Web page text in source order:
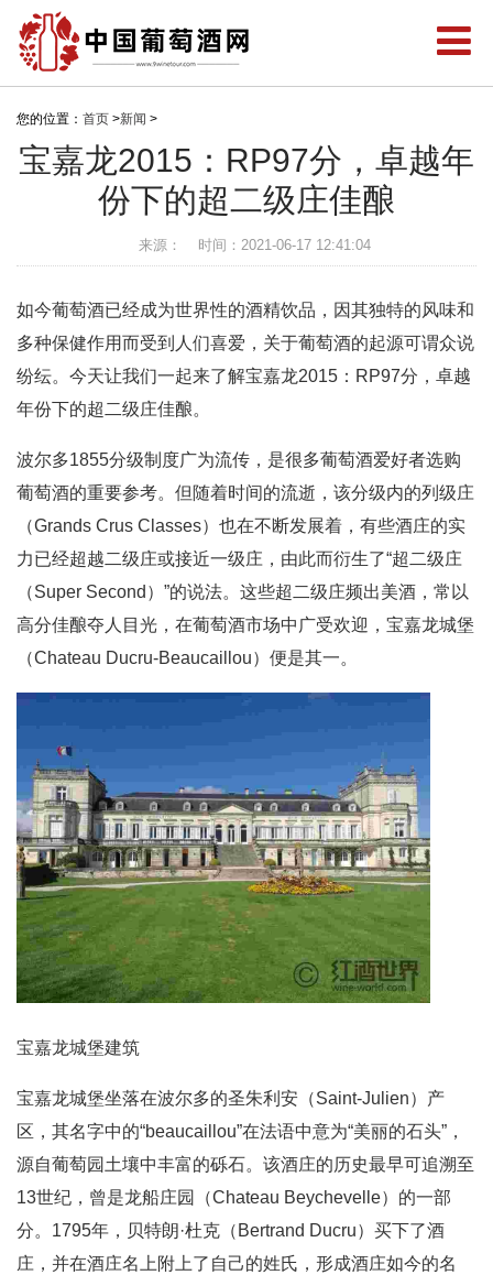
您的位置： 首页 >新闻 >
宝嘉龙2015：RP97分，卓越年
份下的超二级庄佳酿
来源： 时间：2021-06-17 12:41:04
如今葡萄酒已经成为世界性的酒精饮品，因其独特的风味和
多种保健作用而受到人们喜爱，关于葡萄酒的起源可谓众说
纷纭。今天让我们一起来了解宝嘉龙2015：RP97分，卓越
年份下的超二级庄佳酿。
波尔多1855分级制度广为流传，是很多葡萄酒爱好者选购
葡萄酒的重要参考。但随着时间的流逝，该分级内的列级庄
（Grands Crus Classes）也在不断发展着，有些酒庄的实
力已经超越二级庄或接近一级庄，由此而衍生了“超二级庄
（Super Second）”的说法。这些超二级庄频出美酒，常以
高分佳酿夺人目光，在葡萄酒市场中广受欢迎，宝嘉龙城堡
（Chateau Ducru-Beaucaillou）便是其一。
宝嘉龙城堡建筑
宝嘉龙城堡坐落在波尔多的圣朱利安（Saint-Julien）产
区，其名字中的“beaucaillou”在法语中意为“美丽的石头”，
源自葡萄园土壤中丰富的砾石。该酒庄的历史最早可追溯至
13世纪，曾是龙船庄园（Chateau Beychevelle）的一部
分。1795年，贝特朗·杜克（Bertrand Ducru）买下了酒
庄，并在酒庄名上附上了自己的姓氏，形成酒庄如今的名